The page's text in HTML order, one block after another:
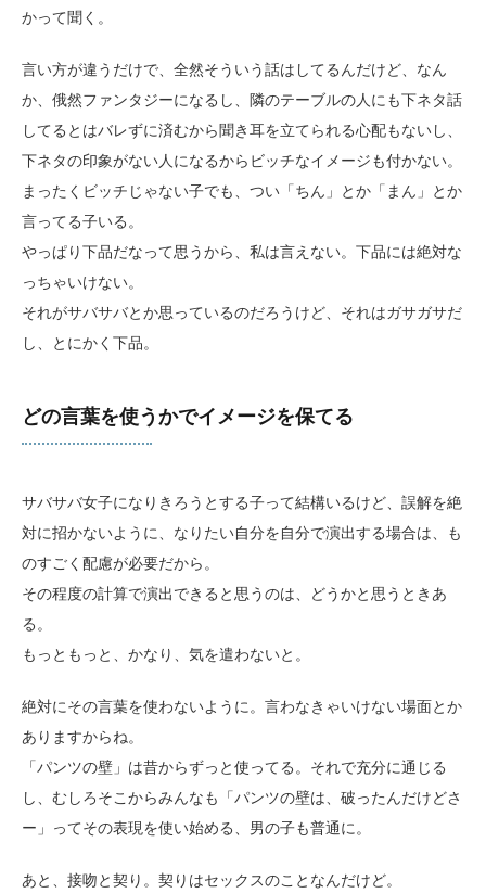
かって聞く。
言い方が違うだけで、全然そういう話はしてるんだけど、なん
か、俄然ファンタジーになるし、隣のテーブルの人にも下ネタ話
してるとはバレずに済むから聞き耳を立てられる心配もないし、
下ネタの印象がない人になるからビッチなイメージも付かない。
まったくビッチじゃない子でも、つい「ちん」とか「まん」とか
言ってる子いる。
やっぱり下品だなって思うから、私は言えない。下品には絶対な
っちゃいけない。
それがサバサバとか思っているのだろうけど、それはガサガサだ
し、とにかく下品。
どの言葉を使うかでイメージを保てる
サバサバ女子になりきろうとする子って結構いるけど、誤解を絶
対に招かないように、なりたい自分を自分で演出する場合は、も
のすごく配慮が必要だから。
その程度の計算で演出できると思うのは、どうかと思うときあ
る。
もっともっと、かなり、気を遣わないと。
絶対にその言葉を使わないように。言わなきゃいけない場面とか
ありますからね。
「パンツの壁」は昔からずっと使ってる。それで充分に通じる
し、むしろそこからみんなも「パンツの壁は、破ったんだけどさ
ー」ってその表現を使い始める、男の子も普通に。
あと、接吻と契り。契りはセックスのことなんだけど。